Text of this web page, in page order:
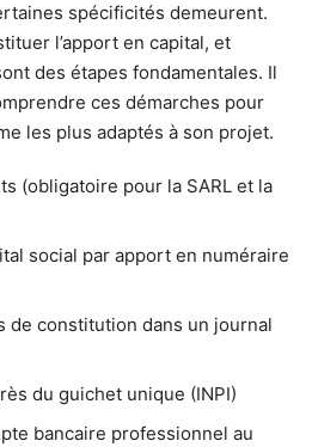
spécificités demeurent.
l’apport en capital, et
des étapes fondamentales. Il
ces démarches pour
les plus adaptés à son projet.
(obligatoire pour la SARL et la
social par apport en numéraire
de constitution dans un journal
du guichet unique (INPI)
bancaire professionnel au